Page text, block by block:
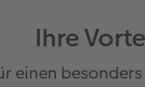
Ihre
einen